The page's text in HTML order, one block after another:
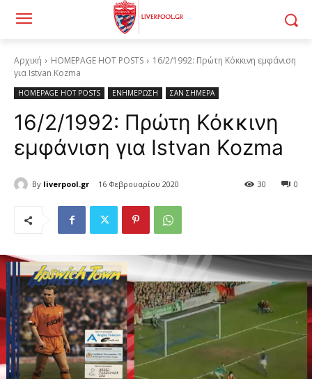
Αρχική HOMEPAGE HOT POSTS
16/2/1992: Πρώτη Κόκκινη εμφάνιση
για Istvan Kozma
HOMEPAGE HOT POSTS ΕΝΗΜΕΡΩΣΗ ΣΑΝ ΣΗΜΕΡΑ
16/2/1992: Πρώτη Κόκκινη
εμφάνιση για Istvan Kozma
By liverpool.gr 16 Φεβρουαρίου 2020 0
30